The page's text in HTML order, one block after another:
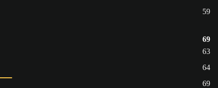
59
69
63
64
69